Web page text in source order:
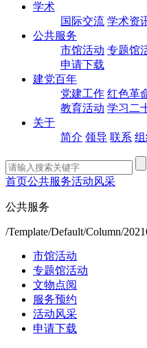
学术
国际交流 学术资
公共服务
市馆活动 专题馆
申请下载
建党百年
党建工作 红色革
教育活动 学习二
关于
简介 领导 联系
首页公共服务活动风采
公共服务
/Template/Default/Column/
市馆活动
专题馆活动
文物点阅
服务预约
活动风采
申请下载